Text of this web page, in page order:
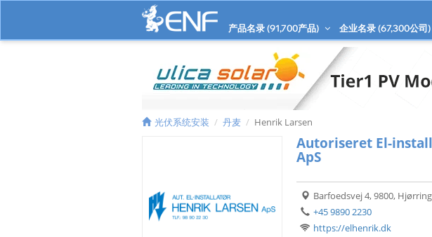
产品名录 (91,700产品) 企业名录 (67,300公司)
光伏系统安装 丹麦 Henrik Larsen
Autoriseret El-
ApS
Barfoedsvej 4, 9800, Hjørring
+45 9890 2230
https://elhenrik.dk